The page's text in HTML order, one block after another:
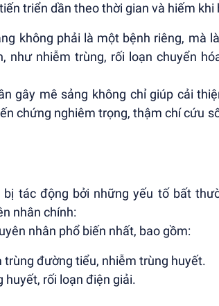
triển dần theo thời gian và hiếm khi
không phải là một bệnh riêng, mà
như nhiễm trùng, rối loạn chuyển
gây mê sảng không chỉ giúp cải
chứng nghiêm trọng, thậm chí cứu
tác động bởi những yếu tố bất
nhân chính:
nhân phổ biến nhất, bao gồm:
đường tiểu, nhiễm trùng huyết.
huyết, rối loạn điện giải.